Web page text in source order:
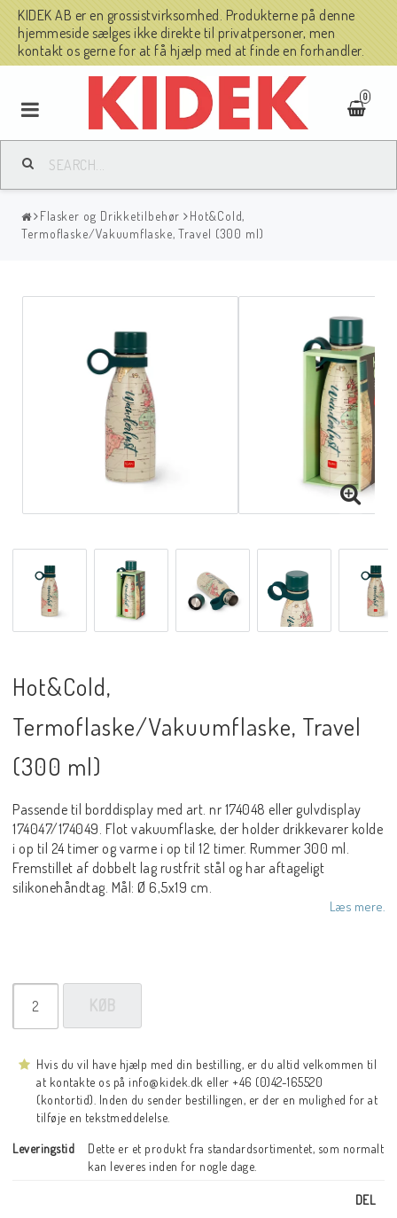
KIDEK AB er en grossistvirksomhed. Produkterne på denne
hjemmeside sælges ikke direkte til privatpersoner, men
kontakt os gerne for at få hjælp med at finde en forhandler.
0
Flasker og Drikketilbehør
Hot&Cold,
Termoflaske/Vakuumflaske, Travel (300 ml)
Hot&Cold,
Termoflaske/Vakuumflaske, Travel
(300 ml)
Passende til borddisplay med art. nr 174048 eller gulvdisplay
174047/174049. Flot vakuumflaske, der holder drikkevarer kolde
i op til 24 timer og varme i op til 12 timer. Rummer 300 ml.
Fremstillet af dobbelt lag rustfrit stål og har aftageligt
silikonehåndtag. Mål: Ø 6,5x19 cm.
Læs mere.
KØB
Hvis du vil have hjælp med din bestilling, er du altid velkommen til
at kontakte os på info@kidek.dk eller +46 (0)42-165520
(kontortid). Inden du sender bestillingen, er der en mulighed for at
tilføje en tekstmeddelelse.
Leveringstid
Dette er et produkt fra standardsortimentet, som normalt
kan leveres inden for nogle dage.
DEL